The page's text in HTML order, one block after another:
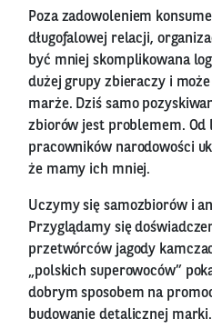
Poza zadowoleniem
długofalowej relacji,
być mniej skomplikowana
dużej grupy zbieraczy i
marże. Dziś samo
zbiorów jest problemem.
pracowników narodowości
że mamy ich mniej.
Uczymy się samozbiorów i
Przyglądamy się
przetwórców jagody
„polskich superowoców”
dobrym sposobem na
budowanie detalicznej